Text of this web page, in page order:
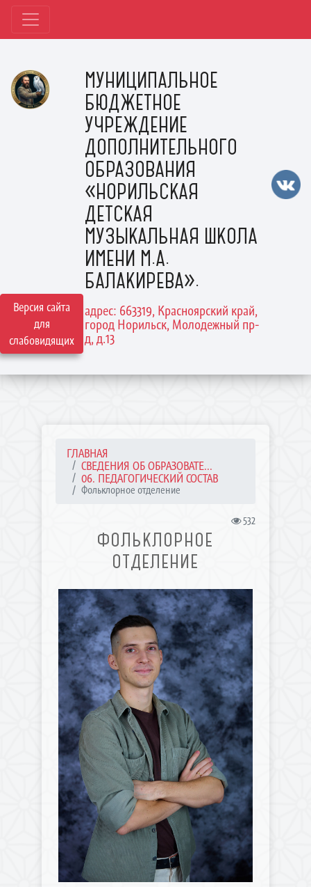
Версия сайта
для
слабовидящих
МУНИЦИПАЛЬНОЕ
БЮДЖЕТНОЕ
УЧРЕЖДЕНИЕ
ДОПОЛНИТЕЛЬНОГО
ОБРАЗОВАНИЯ
«НОРИЛЬСКАЯ
ДЕТСКАЯ
МУЗЫКАЛЬНАЯ ШКОЛА
ИМЕНИ М.А.
БАЛАКИРЕВА».
адрес: 663319, Красноярский край,
город Норильск, Молодежный пр-
д, д.13
ГЛАВНАЯ
СВЕДЕНИЯ ОБ ОБРАЗОВАТЕ...
06. ПЕДАГОГИЧЕСКИЙ СОСТАВ
Фольклорное отделение
532
ФОЛЬКЛОРНОЕ
ОТДЕЛЕНИЕ